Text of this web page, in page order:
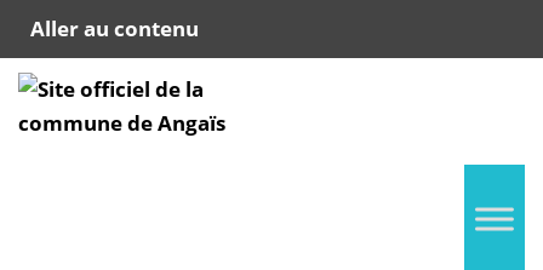
Aller au contenu